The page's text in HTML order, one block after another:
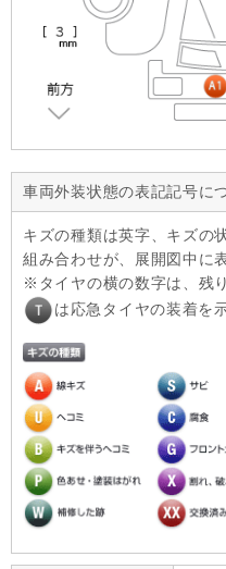
車両外装状態の表記記号に
キズの種類は英字、キズの
組み合わせが、展開図中に
タイヤの横の数字は、残
は応急タイヤの装着を